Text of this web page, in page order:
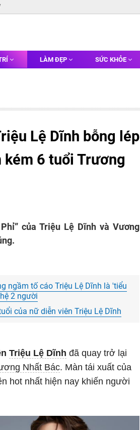
LÀM ĐẸP SỨC KHỎE
Lệ Dĩnh bỗng lép
6 tuổi Trương
của Triệu Lệ Dĩnh và Vương
ngầm tố cáo Triệu Lệ Dĩnh là 'tiểu
2 người
của nữ diễn viên Triệu Lệ Dĩnh
Triệu Lệ Dĩnh đã quay trở lại
Nhất Bác. Màn tái xuất của
hot nhất hiện nay khiến người